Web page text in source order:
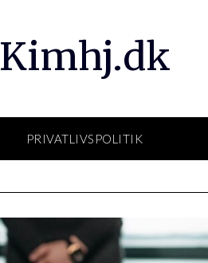
Kimhj.dk
PRIVATLIVSPOLITIK